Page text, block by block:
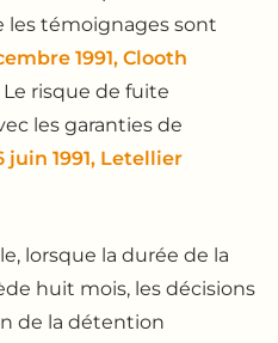
les témoignages sont
1991, Clooth
Le risque de fuite
les garanties de
juin 1991, Letellier
lorsque la durée de la
huit mois, les décisions
de la détention